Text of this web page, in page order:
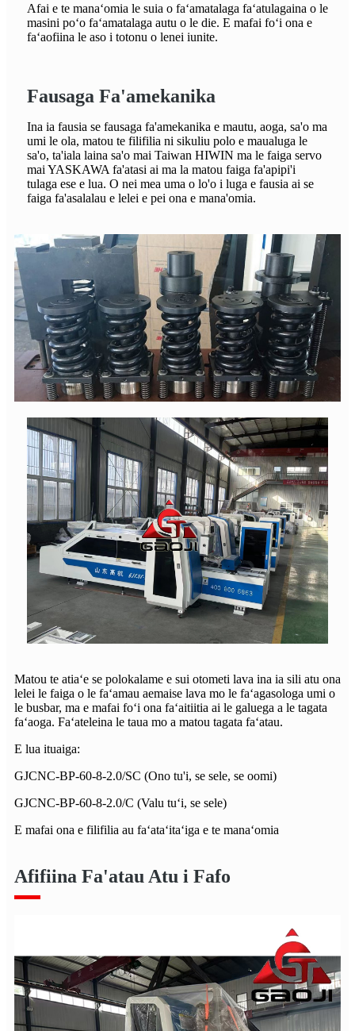
Afai e te manaʻomia le suia o faʻamatalaga faʻatulagaina o le
masini poʻo faʻamatalaga autu o le die. E mafai foʻi ona e
faʻaofiina le aso i totonu o lenei iunite.
Fausaga Fa'amekanika
Ina ia fausia se fausaga fa'amekanika e mautu, aoga, sa'o ma
umi le ola, matou te filifilia ni sikuliu polo e maualuga le
sa'o, ta'iala laina sa'o mai Taiwan HIWIN ma le faiga servo
mai YASKAWA fa'atasi ai ma la matou faiga fa'apipi'i
tulaga ese e lua. O nei mea uma o lo'o i luga e fausia ai se
faiga fa'asalalau e lelei e pei ona e mana'omia.
Matou te atiaʻe se polokalame e sui otometi lava ina ia sili atu ona
lelei le faiga o le faʻamau aemaise lava mo le faʻagasologa umi o
le busbar, ma e mafai foʻi ona faʻaitiitia ai le galuega a le tagata
faʻaoga. Faʻateleina le taua mo a matou tagata faʻatau.
E lua ituaiga:
GJCNC-BP-60-8-2.0/SC (Ono tu'i, se sele, se oomi)
GJCNC-BP-60-8-2.0/C (Valu tuʻi, se sele)
E mafai ona e filifilia au faʻataʻitaʻiga e te manaʻomia
Afifiina Fa'atau Atu i Fafo